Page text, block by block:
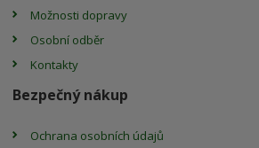
Možnosti dopravy
Osobní odběr
Kontakty
Bezpečný nákup
Ochrana osobních údajů